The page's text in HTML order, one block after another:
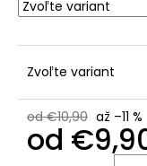
Zvoľte variant
od €10,90 až –11 %
od